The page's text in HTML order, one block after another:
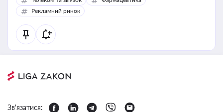
Рекламний ринок
Зв'язатися: